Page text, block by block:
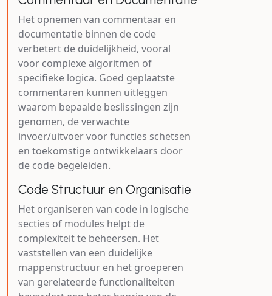
Het opnemen van commentaar en
documentatie binnen de code
verbetert de duidelijkheid, vooral
voor complexe algoritmen of
specifieke logica. Goed geplaatste
commentaren kunnen uitleggen
waarom bepaalde beslissingen zijn
genomen, de verwachte
invoer/uitvoer voor functies schetsen
en toekomstige ontwikkelaars door
de code begeleiden.
Code Structuur en Organisatie
Het organiseren van code in logische
secties of modules helpt de
complexiteit te beheersen. Het
vaststellen van een duidelijke
mappenstructuur en het groeperen
van gerelateerde functionaliteiten